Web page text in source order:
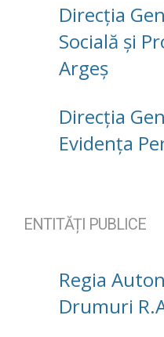
Direcţia
Socială şi
Argeş
Direcția
Evidența
ENTITĂȚI PUBLICE
Regia
Drumuri